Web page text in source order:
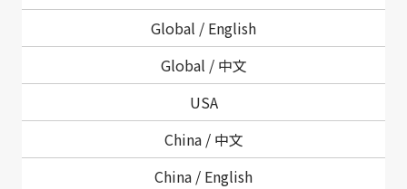
Global / English
Global / 中文
USA
China / 中文
China / English